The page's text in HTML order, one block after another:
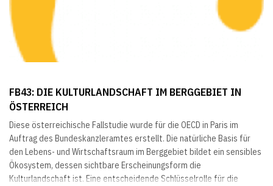
FB43: DIE KULTURLANDSCHAFT IM BERGGEBIET IN
ÖSTERREICH
Diese österreichische Fallstudie wurde für die OECD in Paris im
Auftrag des Bundeskanzleramtes erstellt. Die natürliche Basis für
den Lebens- und Wirtschaftsraum im Berggebiet bildet ein sensibles
Ökosystem, dessen sichtbare Erscheinungsform die
Kulturlandschaft ist. Eine entscheidende Schlüsselrolle für die